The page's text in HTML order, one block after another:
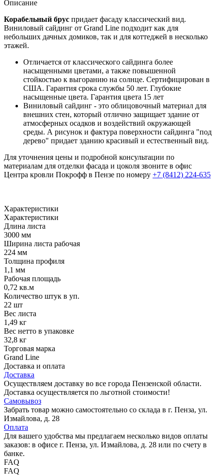
Описание
Корабельный брус придает фасаду классический вид.
Виниловый сайдинг от Grand Line подходит как для
небольших дачных домиков, так и для коттеджей в несколько
этажей.
Отличается от классического сайдинга более
насыщенными цветами, а также повышенной
стойкостью к выгоранию на солнце. Сертифицирован в
США. Гарантия срока службы 50 лет. Глубокие
насыщенные цвета. Гарантия цвета 15 лет
Виниловый сайдинг - это облицовочный материал для
внешних стен, который отлично защищает здание от
атмосферных осадков и воздействий окружающей
среды. А рисунок и фактура поверхности сайдинга "под
дерево" придает зданию красивый и естественный вид.
Для уточнения цены и подробной консультации по
материалам для отделки фасада и цоколя звоните в офис
Центра кровли Покрофф в Пензе по номеру +7 (8412) 224-635
Характеристики
Характеристики
Длина листа
3000 мм
Ширина листа рабочая
224 мм
Толщина профиля
1,1 мм
Рабочая площадь
0,72 кв.м
Количество штук в уп.
22 шт
Вес листа
1,49 кг
Вес нетто в упаковке
32,8 кг
Торговая марка
Grand Line
Доставка и оплата
Доставка
Осуществляем доставку во все города Пензенской области.
Доставка осуществляется по льготной стоимости!
Самовывоз
Забрать товар можно самостоятельно со склада в г. Пенза, ул.
Измайлова, д. 28
Оплата
Для вашего удобства мы предлагаем несколько видов оплаты
заказов: в офисе г. Пенза, ул. Измайлова, д. 28 или по счету в
банке.
FAQ
FAQ